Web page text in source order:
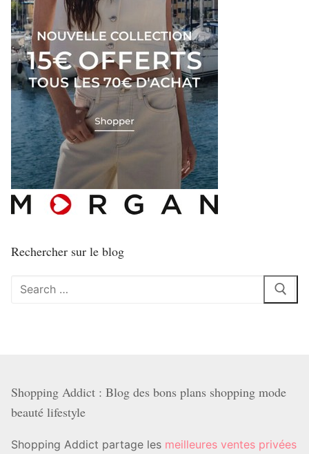
Rechercher sur le blog
Rechercher
Shopping Addict : Blog des bons plans shopping mode
beauté lifestyle
Shopping Addict partage les meilleures ventes privées